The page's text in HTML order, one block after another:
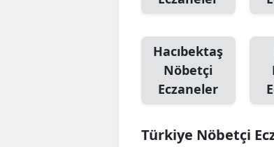
Hacıbektaş
Nöbetçi
Eczaneler
Türkiye Nöbetçi